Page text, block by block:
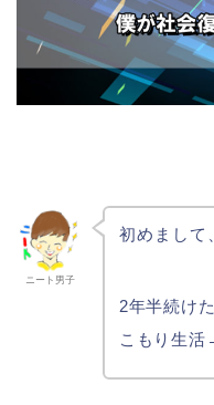
ニート男子
初めまして
2年半続け
こもり生